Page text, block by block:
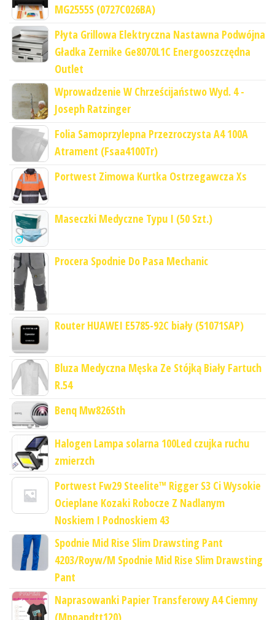
MG2555S (0727C026BA)
Płyta Grillowa Elektryczna Nastawna Podwójna
Gładka Zernike Ge8070L1C Energooszczędna
Outlet
Wprowadzenie W Chrześcijaństwo Wyd. 4 -
Joseph Ratzinger
Folia Samoprzylepna Przezroczysta A4 100A
Atrament (Fsaa4100Tr)
Portwest Zimowa Kurtka Ostrzegawcza Xs
Maseczki Medyczne Typu I (50 Szt.)
Procera Spodnie Do Pasa Mechanic
Router HUAWEI E5785-92C biały (51071SAP)
Bluza Medyczna Męska Ze Stójką Biały Fartuch
R.54
Benq Mw826Sth
Halogen Lampa solarna 100Led czujka ruchu
zmierzch
Portwest Fw29 Steelite™ Rigger S3 Ci Wysokie
Ocieplane Kozaki Robocze Z Nadlanym
Noskiem I Podnoskiem 43
Spodnie Mid Rise Slim Drawsting Pant
4203/Royw/M Spodnie Mid Rise Slim Drawsting
Pant
Naprasowanki Papier Transferowy A4 Ciemny
(Mppapdtt120)